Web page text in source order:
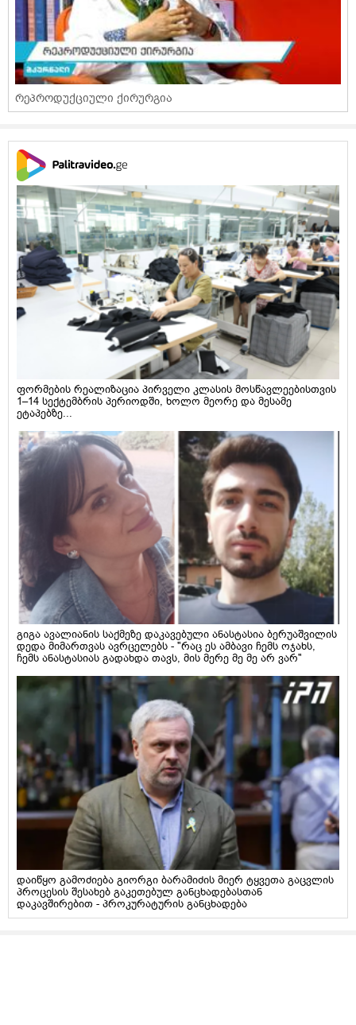
რეპროდუქციული ქირურგია
ფორმების რეალიზაცია პირველი კლასის მოსწავლეებისთვის
1–14 სექტემბრის პერიოდში, ხოლო მეორე და მესამე
ეტაპებზე...
გიგა ავალიანის საქმეზე დაკავებული ანასტასია ბერუაშვილის
დედა მიმართვას ავრცელებს - "რაც ეს ამბავი ჩემს ოჯახს,
ჩემს ანასტასიას გადახდა თავს, მის მერე მე მე არ ვარ"
დაიწყო გამოძიება გიორგი ბარამიძის მიერ ტყვეთა გაცვლის
პროცესის შესახებ გაკეთებულ განცხადებასთან
დაკავშირებით - პროკურატურის განცხადება